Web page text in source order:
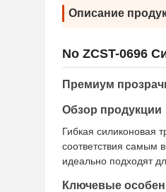
Описание
No ZCST-0696
Премиум
Обзор продукции
Гибкая силиконовая
соответствия самым
идеально подходят
Ключевые